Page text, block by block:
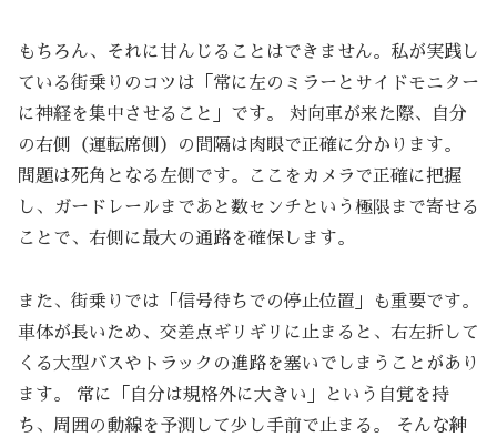
もちろん、それに甘んじることはできません。私が実践し
ている街乗りのコツは「常に左のミラーとサイドモニター
に神経を集中させること」です。 対向車が来た際、自分
の右側（運転席側）の間隔は肉眼で正確に分かります。
問題は死角となる左側です。ここをカメラで正確に把握
し、ガードレールまであと数センチという極限まで寄せる
ことで、右側に最大の通路を確保します。
また、街乗りでは「信号待ちでの停止位置」も重要です。
車体が長いため、交差点ギリギリに止まると、右左折して
くる大型バスやトラックの進路を塞いでしまうことがあり
ます。 常に「自分は規格外に大きい」という自覚を持
ち、周囲の動線を予測して少し手前で止まる。 そんな紳